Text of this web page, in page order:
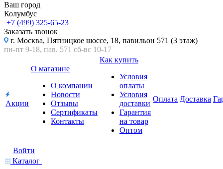
Ваш город
Колумбус
+7 (499) 325-65-23
Заказать звонок
г. Москва, Пятницкое шоссе, 18, павильон 571 (3 этаж)
пн-пт 9-18, пав. 571 сб-вс 10-17
Акции
О магазине
О компании
Новости
Отзывы
Сертификаты
Контакты
Как купить
Условия
оплаты
Условия
доставки
Гарантия
на товар
Оптом
Оплата Доставка
Войти
Каталог